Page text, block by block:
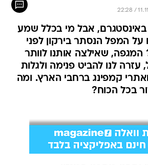
באינסטגרם, אבל מי בכלל שמע
על המפל הנסתר בירקון לפני
המגפה, שאילצה אותנו לוותר
לנו להביט פנימה ולגלות
קמפינג ברחבי הארץ. ומה
בכל הכוח?